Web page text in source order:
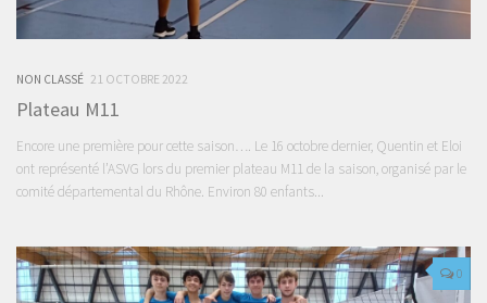
NON CLASSÉ 21 OCTOBRE 2022
Plateau M11
Encore une première pour cette saison…. Le 16 octobre dernier, Quentin et Eloi
ont représenté l’ASVG lors du premier plateau M11 de la saison, organisé par le
comité départemental du Rhône. Environ 80 enfants...
0